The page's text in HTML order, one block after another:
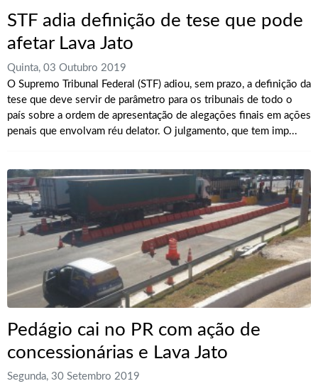
STF adia definição de tese que pode
afetar Lava Jato
Quinta, 03 Outubro 2019
O Supremo Tribunal Federal (STF) adiou, sem prazo, a definição da
tese que deve servir de parâmetro para os tribunais de todo o
país sobre a ordem de apresentação de alegações finais em ações
penais que envolvam réu delator. O julgamento, que tem imp...
Pedágio cai no PR com ação de
concessionárias e Lava Jato
Segunda, 30 Setembro 2019